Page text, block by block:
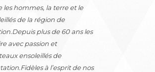
les hommes, la terre et le
de la région de
plus de 60 ans les
avec passion et
ensoleillés de
à l’esprit de nos